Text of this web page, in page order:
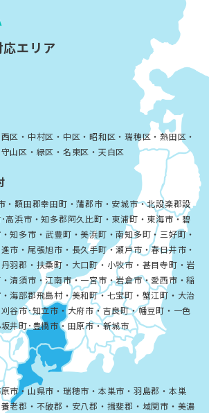
エリア
区・中村区・中区・昭和区・瑞穂区・熱田区・
山区・緑区・名東区・天白区
・額田郡幸田町・蒲郡市・安城市・北設楽郡設
高浜市・知多郡阿久比町・東浦町・東海市・碧
知多市・武豊町・美浜町・南知多町・三好町・
市・尾張旭市・長久手町・瀬戸市・春日井市・
羽郡・扶桑町・大口町・小牧市・甚目寺町・岩
清須市・江南市・一宮市・岩倉市・愛西市・稲
海部郡飛島村・美和町・七宝町・蟹江町・大治
谷市･知立市・大府市・吉良町・幡豆町・一色
井町･豊橋市・田原市・新城市
市・山県市・瑞穂市・本巣市・羽島郡・本巣
老郡・不破郡・安八郡・揖斐郡・域関市・美濃